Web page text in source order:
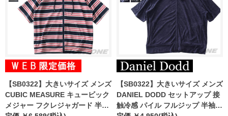
【SB0322】大きいサイズ メンズ
CUBIC MEASURE キュービック
メジャー フクレジャガード 半袖
【SB0322】大きいサイズ メンズ
DANIEL DODD セットアップ 接
触冷感 パイル フルジップ 半袖